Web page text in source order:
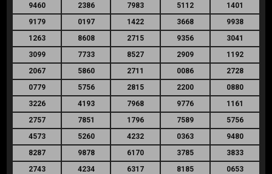
9460
2386 7983 5112
1401
9179
0197 1422 3668
9938
1263
8608 2715 9356
3041
3099
7733 8527 2909
1192
2067
5860 2711 0086
2728
0779
5756 2815 2200
0880
3226
4193 7968 9776
1161
2757
7851 1796 7589
5756
4573
5260 4232 0363
9480
8287
9878 6170 3785
3833
2743
4234 6317 8185
0653